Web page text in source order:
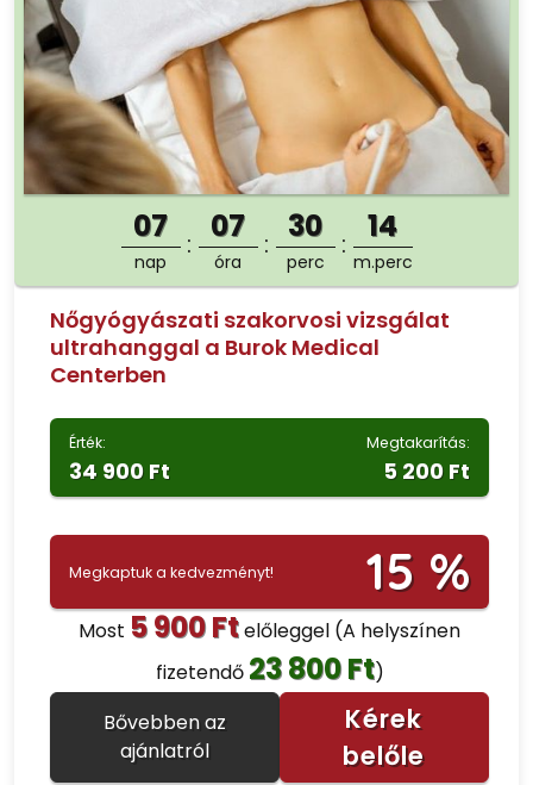
07
nap
07
óra
30
perc
13
m.perc
Nőgyógyászati szakorvosi vizsgálat
ultrahanggal a Burok Medical
Centerben
Érték:
34 900 Ft
Megtakarítás:
5 200 Ft
Megkaptuk a kedvezményt! 15 %
Most 5 900 Ftelőleggel (A helyszínen
fizetendő 23 800 Ft)
Bővebben az
ajánlatról
Kérek
belőle